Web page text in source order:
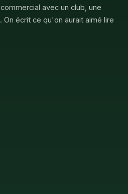
avec un club, une
On écrit ce qu'on aurait aimé lire